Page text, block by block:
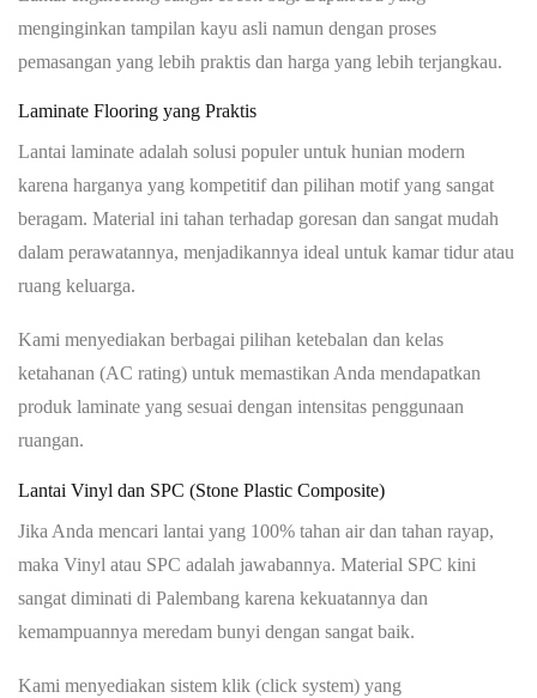
menginginkan tampilan kayu asli namun dengan proses
pemasangan yang lebih praktis dan harga yang lebih terjangkau.
Laminate Flooring yang Praktis
Lantai laminate adalah solusi populer untuk hunian modern
karena harganya yang kompetitif dan pilihan motif yang sangat
beragam. Material ini tahan terhadap goresan dan sangat mudah
dalam perawatannya, menjadikannya ideal untuk kamar tidur atau
ruang keluarga.
Kami menyediakan berbagai pilihan ketebalan dan kelas
ketahanan (AC rating) untuk memastikan Anda mendapatkan
produk laminate yang sesuai dengan intensitas penggunaan
ruangan.
Lantai Vinyl dan SPC (Stone Plastic Composite)
Jika Anda mencari lantai yang 100% tahan air dan tahan rayap,
maka Vinyl atau SPC adalah jawabannya. Material SPC kini
sangat diminati di Palembang karena kekuatannya dan
kemampuannya meredam bunyi dengan sangat baik.
Kami menyediakan sistem klik (click system) yang